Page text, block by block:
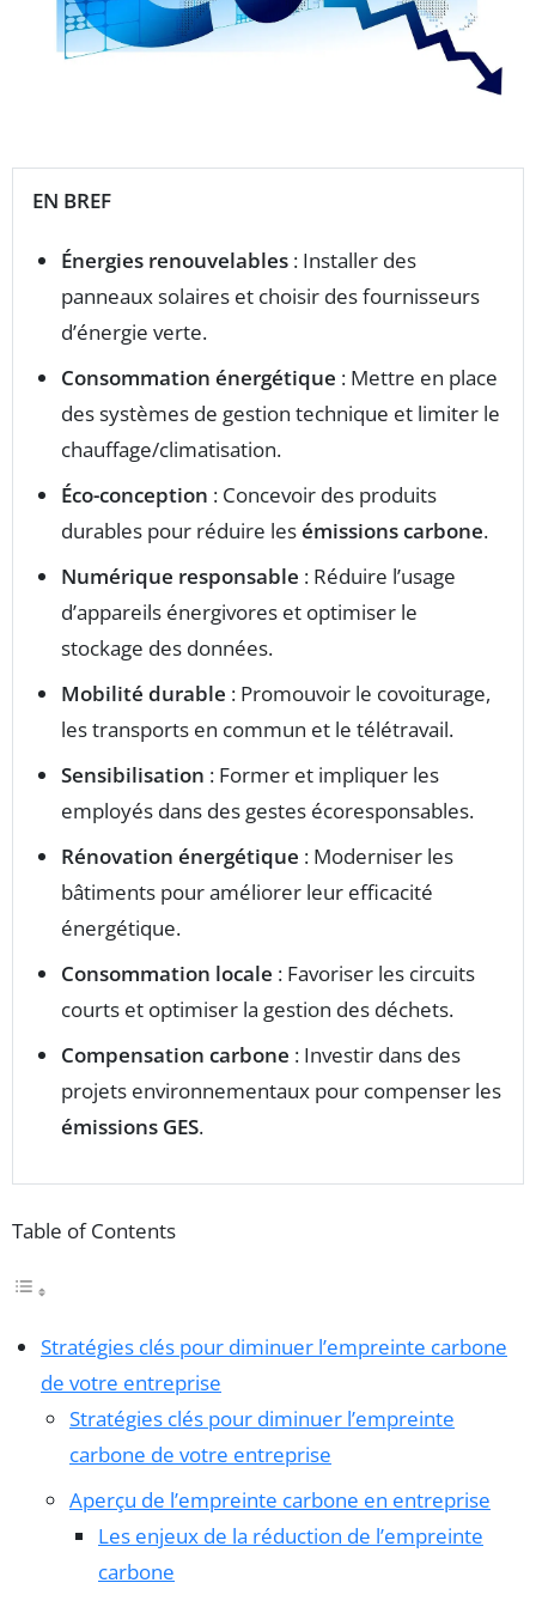
EN BREF
Énergies renouvelables : Installer des
panneaux solaires et choisir des fournisseurs
d’énergie verte.
Consommation énergétique : Mettre en place
des systèmes de gestion technique et limiter le
chauffage/climatisation.
Éco-conception : Concevoir des produits
durables pour réduire lesémissions carbone.
Numérique responsable : Réduire l’usage
d’appareils énergivores et optimiser le
stockage des données.
Mobilité durable : Promouvoir le covoiturage,
les transports en commun et le télétravail.
Sensibilisation : Former et impliquer les
employés dans des gestes écoresponsables.
Rénovation énergétique : Moderniser les
bâtiments pour améliorer leur efficacité
énergétique.
Consommation locale : Favoriser les circuits
courts et optimiser la gestion des déchets.
Compensation carbone : Investir dans des
projets environnementaux pour compenser les
émissions GES.
Table of Contents
Stratégies clés pour diminuer l’empreinte carbone
de votre entreprise
Stratégies clés pour diminuer l’empreinte
carbone de votre entreprise
Aperçu de l’empreinte carbone en entreprise
Les enjeux de la réduction de l’empreinte
carbone